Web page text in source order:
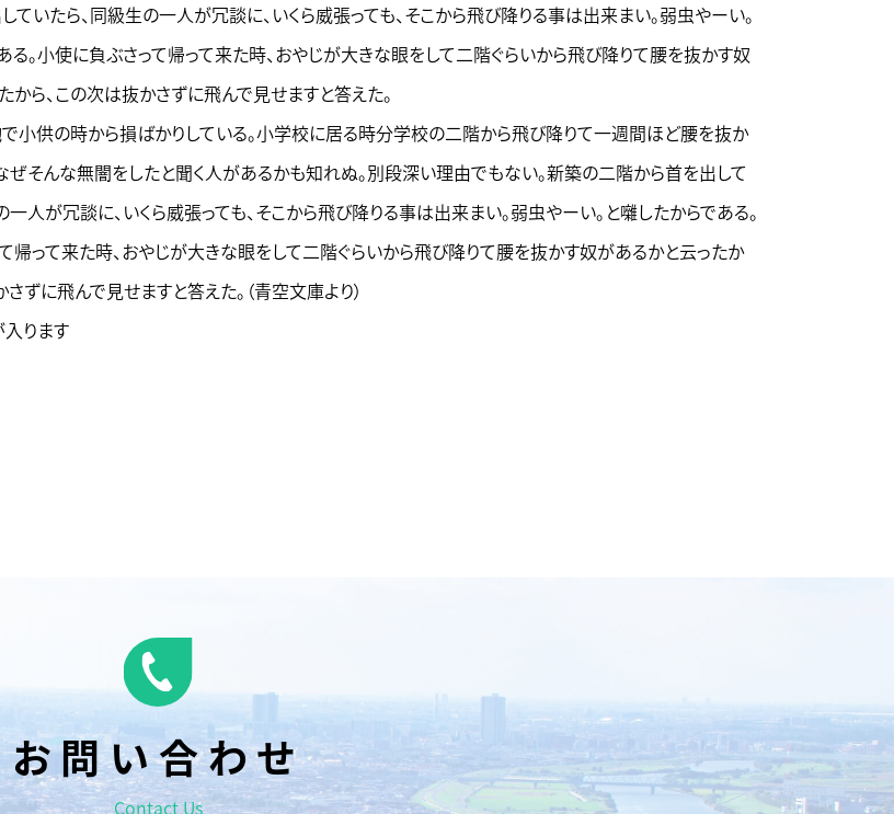
ていたら、同級生の一人が冗談に、いくら威張っても、そこから飛び降りる事は出来まい。弱虫やーい。
る。小使に負ぶさって帰って来た時、おやじが大きな眼をして二階ぐらいから飛び降りて腰を抜かす奴
から、この次は抜かさずに飛んで見せますと答えた。
小供の時から損ばかりしている。小学校に居る時分学校の二階から飛び降りて一週間ほど腰を抜か
ぜそんな無闇をしたと聞く人があるかも知れぬ。別段深い理由でもない。新築の二階から首を出して
一人が冗談に、いくら威張っても、そこから飛び降りる事は出来まい。弱虫やーい。と囃したからである。
帰って来た時、おやじが大きな眼をして二階ぐらいから飛び降りて腰を抜かす奴があるかと云ったか
さずに飛んで見せますと答えた。（青空文庫より）
お問い合わせ
Contact Us